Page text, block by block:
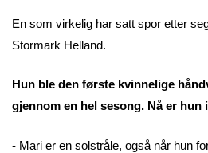
En som virkelig har satt spor etter
Stormark Helland.
Hun ble den første kvinnelige
gjennom en hel sesong. Nå er hun
- Mari er en solstråle, også når hun